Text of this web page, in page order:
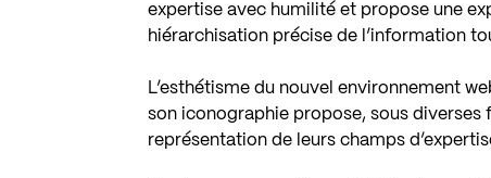
expertise avec humilité et propose une
hiérarchisation précise de l’information
L’esthétisme du nouvel environnement
son iconographie propose, sous diverses
représentation de leurs champs